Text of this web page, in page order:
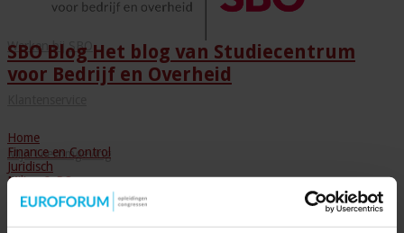
Werken bij SBO
Mijn Leeromgeving
Blog
SBO Blog Het blog van Studiecentrum
voor Bedrijf en Overheid
Home
Finance en Control
Juridisch
Milieu & RO
Milieu
Ruimtelijke Ordening
Onderwijs